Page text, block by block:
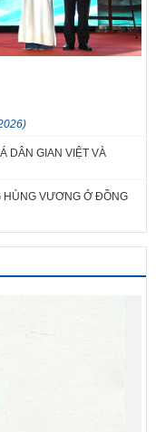
DÂN GIAN VIỆT VÀ
HÙNG VƯƠNG Ở ĐỒNG